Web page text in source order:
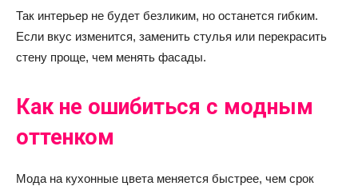
Так интерьер не будет безликим, но останется гибким.
Если вкус изменится, заменить стулья или перекрасить
стену проще, чем менять фасады.
Как не ошибиться с модным
оттенком
Мода на кухонные цвета меняется быстрее, чем срок